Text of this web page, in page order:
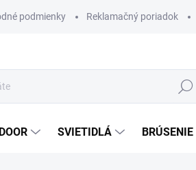
podmienky Reklamačný poriadok
Hľadať
SVIETIDLÁ BRÚSENIE